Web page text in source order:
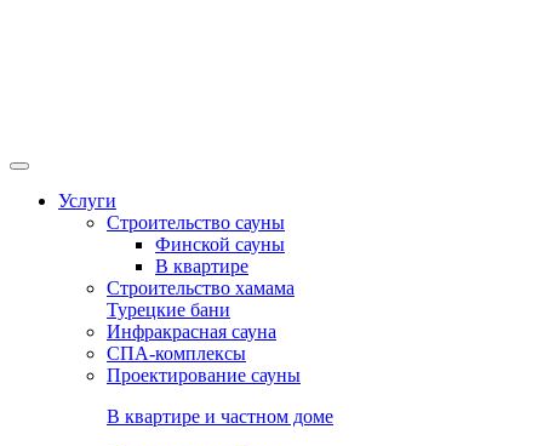
Услуги
Строительство сауны
Финской сауны
В квартире
Строительство хамама
Турецкие бани
Инфракрасная сауна
СПА-комплексы
Проектирование сауны
В квартире и частном доме